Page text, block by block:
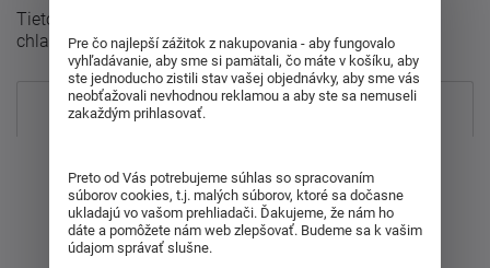
Tieto vlastnosti si veľmi rýchlo obľúbite, najmä počas
chladných jesenných a zimných dní.
Najpredávanejšie
Od najlacnejšieho
Pre čo najlepší zážitok z nakupovania - aby fungovalo
vyhľadávanie, aby sme si pamätali, čo máte v košíku, aby
ste jednoducho zistili stav vašej objednávky, aby sme vás
neobťažovali nevhodnou reklamou a aby ste sa nemuseli
zakaždým prihlasovať.
Preto od Vás potrebujeme súhlas so spracovaním
súborov cookies, t.j. malých súborov, ktoré sa dočasne
ukladajú vo vašom prehliadači. Ďakujeme, že nám ho
dáte a pomôžete nám web zlepšovať. Budeme sa k vašim
údajom správať slušne.